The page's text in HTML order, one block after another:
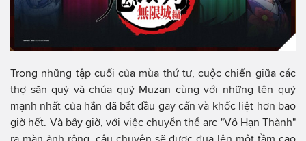
Trong những tập cuối của mùa thứ tư, cuộc chiến giữa các
thợ săn quỷ và chúa quỷ Muzan cùng với những tên quỷ
mạnh nhất của hắn đã bắt đầu gay cấn và khốc liệt hơn bao
giờ hết. Và bây giờ, với việc chuyển thể arc "Vô Hạn Thành"
ra màn ảnh rộng, câu chuyện sẽ được đưa lên một tầm cao